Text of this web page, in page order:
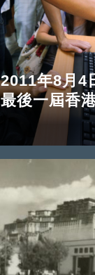
2011年8月4
最後一屆香